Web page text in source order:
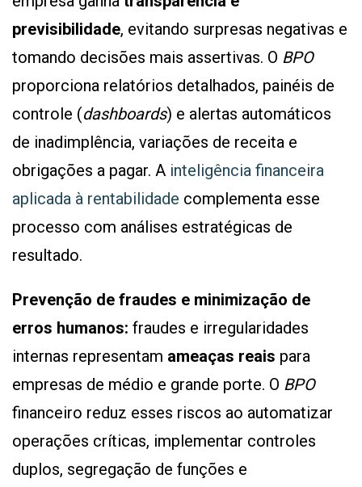
previsibilidade, evitando surpresas negativas e
tomando decisões mais assertivas. O BPO
proporciona relatórios detalhados, painéis de
controle (dashboards) e alertas automáticos
de inadimplência, variações de receita e
obrigações a pagar. A inteligência financeira
aplicada à rentabilidade complementa esse
processo com análises estratégicas de
resultado.
Prevenção de fraudes e minimização de
erros humanos: fraudes e irregularidades
internas representam ameaças reais para
empresas de médio e grande porte. O BPO
financeiro reduz esses riscos ao automatizar
operações críticas, implementar controles
duplos, segregação de funções e